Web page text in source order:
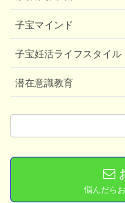
子宝マインド
子宝妊活ライフスタイル
潜在意識教育
悩んだら